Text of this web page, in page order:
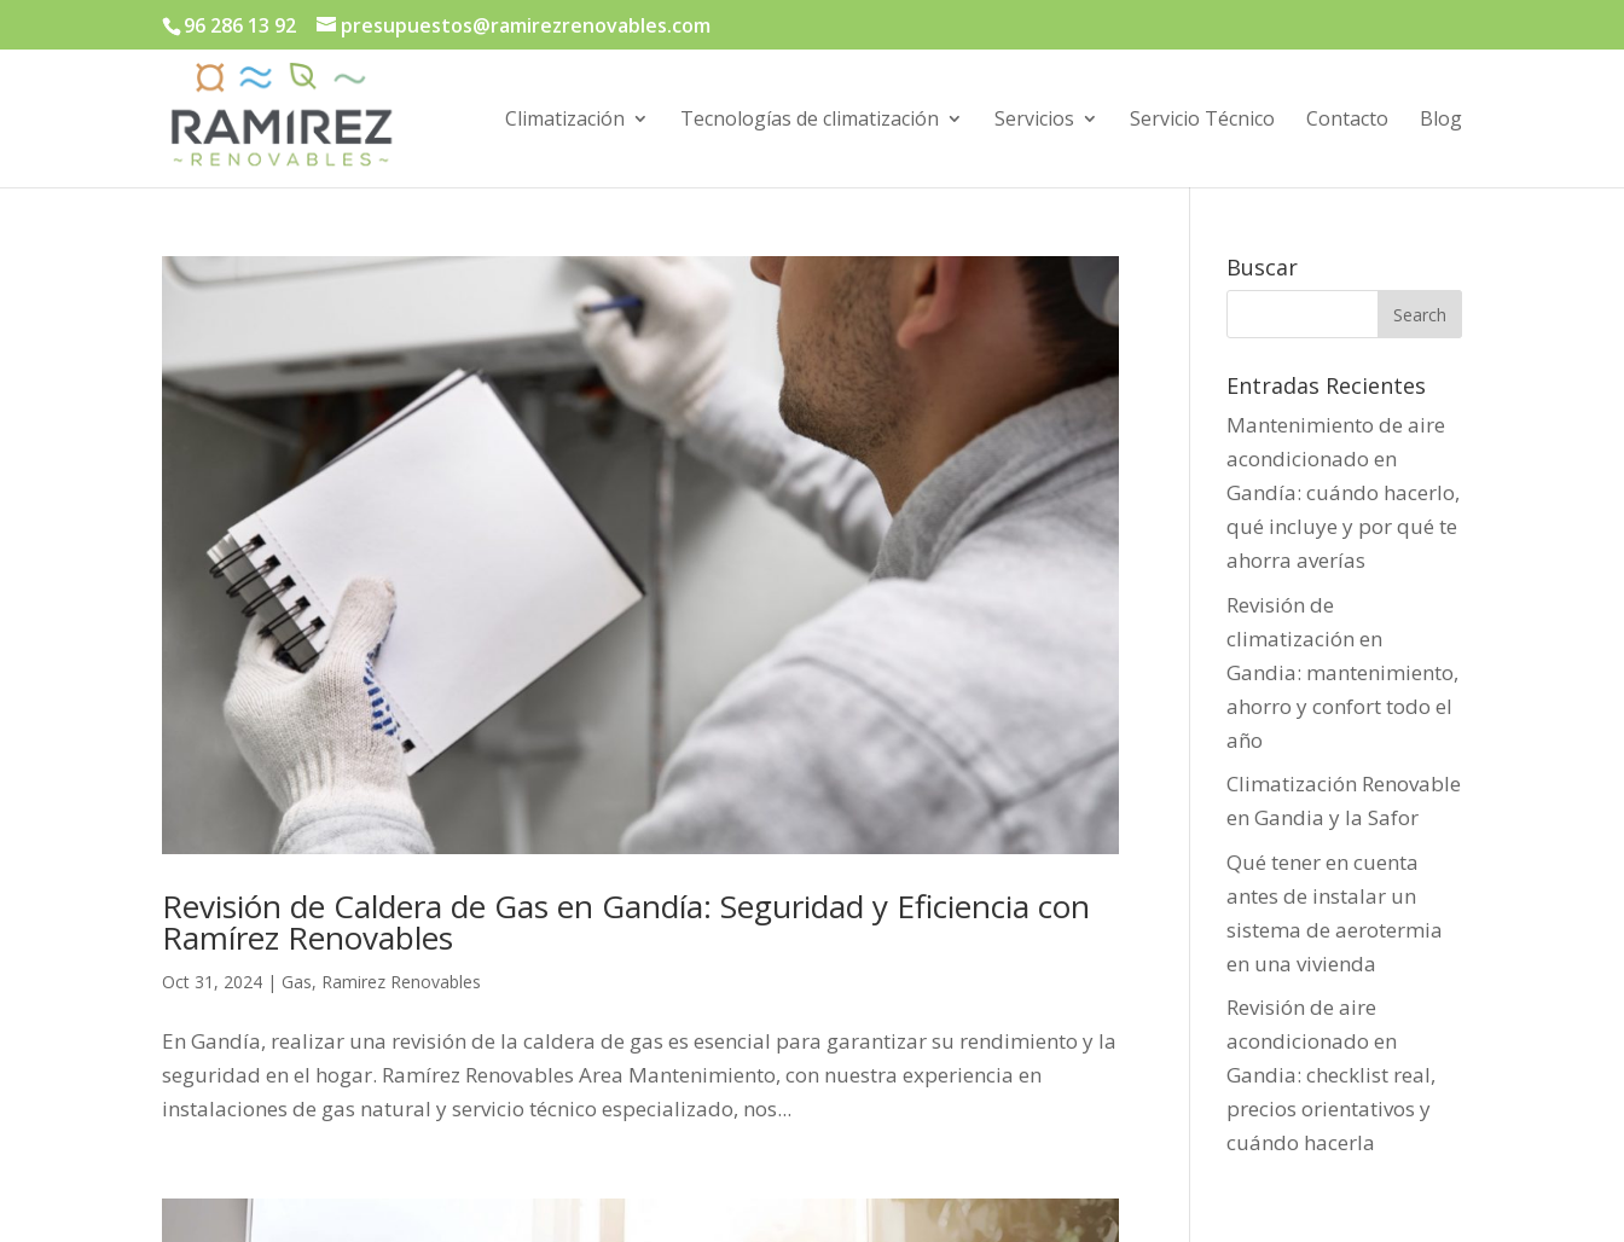
96 286 13 92 presupuestos@ramirezrenovables.com
Climatización Tecnologías de climatización Servicios Servicio Técnico Contacto Blog
Revisión de Caldera de Gas en Gandía: Seguridad y Eficiencia con
Ramírez Renovables
Oct 31, 2024 | Gas, Ramirez Renovables
En Gandía, realizar una revisión de la caldera de gas es esencial para garantizar su rendimiento y la
seguridad en el hogar. Ramírez Renovables Area Mantenimiento, con nuestra experiencia en
instalaciones de gas natural y servicio técnico especializado, nos...
Buscar
Entradas Recientes
Mantenimiento de aire
acondicionado en
Gandía: cuándo hacerlo,
qué incluye y por qué te
ahorra averías
Revisión de
climatización en
Gandia: mantenimiento,
ahorro y confort todo el
año
Climatización Renovable
en Gandia y la Safor
Qué tener en cuenta
antes de instalar un
sistema de aerotermia
en una vivienda
Revisión de aire
acondicionado en
Gandia: checklist real,
precios orientativos y
cuándo hacerla